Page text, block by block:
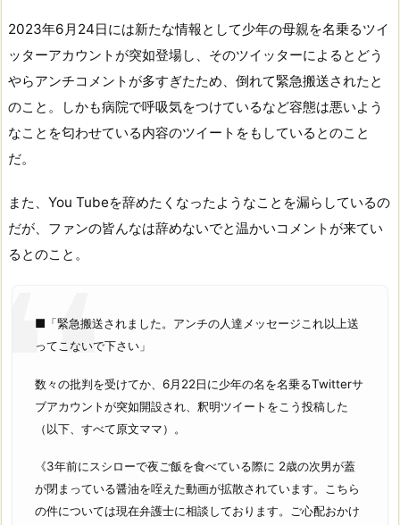
2023年6月24日には新たな情報として少年の母親を名乗るツイ
ッターアカウントが突如登場し、そのツイッターによるとどう
やらアンチコメントが多すぎたため、倒れて緊急搬送されたと
のこと。しかも病院で呼吸気をつけているなど容態は悪いよう
なことを匂わせている内容のツイートをもしているとのこと
だ。
また、You Tubeを辞めたくなったようなことを漏らしているの
だが、ファンの皆んなは辞めないでと温かいコメントが来てい
るとのこと。
■「緊急搬送されました。アンチの人達メッセージこれ以上送
ってこないで下さい」
数々の批判を受けてか、6月22日に少年の名を名乗るTwitterサ
ブアカウントが突如開設され、釈明ツイートをこう投稿した
（以下、すべて原文ママ）。
《3年前にスシローで夜ご飯を食べている際に 2歳の次男が蓋
が閉まっている醤油を咥えた動画が拡散されています。こちら
の件については現在弁護士に相談しております。ご心配おかけ